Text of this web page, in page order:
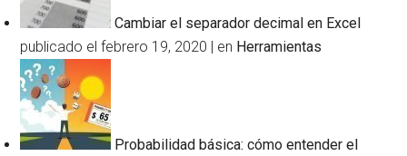
Cambiar el separador decimal en Excel
publicado el febrero 19, 2020
en Herramientas
Probabilidad básica: cómo entender el